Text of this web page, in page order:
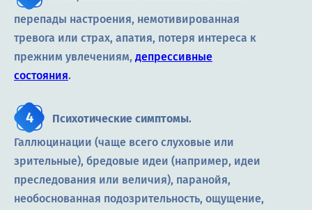
перепады настроения, немотивированная
тревога или страх, апатия, потеря интереса к
прежним увлечениям, депрессивные
состояния.
Психотические симптомы.
Галлюцинации (чаще всего слуховые или
зрительные), бредовые идеи (например, идеи
преследования или величия), паранойя,
необоснованная подозрительность, ощущение,